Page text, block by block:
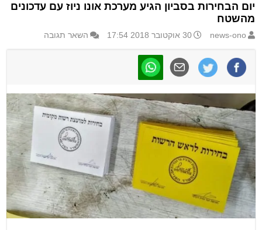
יום הבחירות בסביון הגיע מערכת אונו ניוז עם עדכונים
מהשטח
news-ono 30 אוקטובר 2018 17:54 השאר תגובה